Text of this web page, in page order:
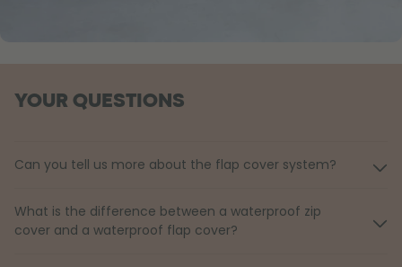
YOUR QUESTIONS
Can you tell us more about the flap cover system?
What is the difference between a waterproof zip
cover and a waterproof flap cover?